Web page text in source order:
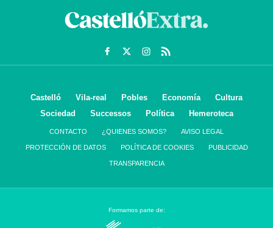
Castelló Vila-real Pobles Economía
Cultura
Sociedad
Successos Política Hemeroteca
CONTACTO ¿QUIENES SOMOS? AVISO LEGAL
PROTECCIÓN DE DATOS POLÍTICA DE COOKIES PUBLICIDAD
TRANSPARENCIA
Formamos parte de: